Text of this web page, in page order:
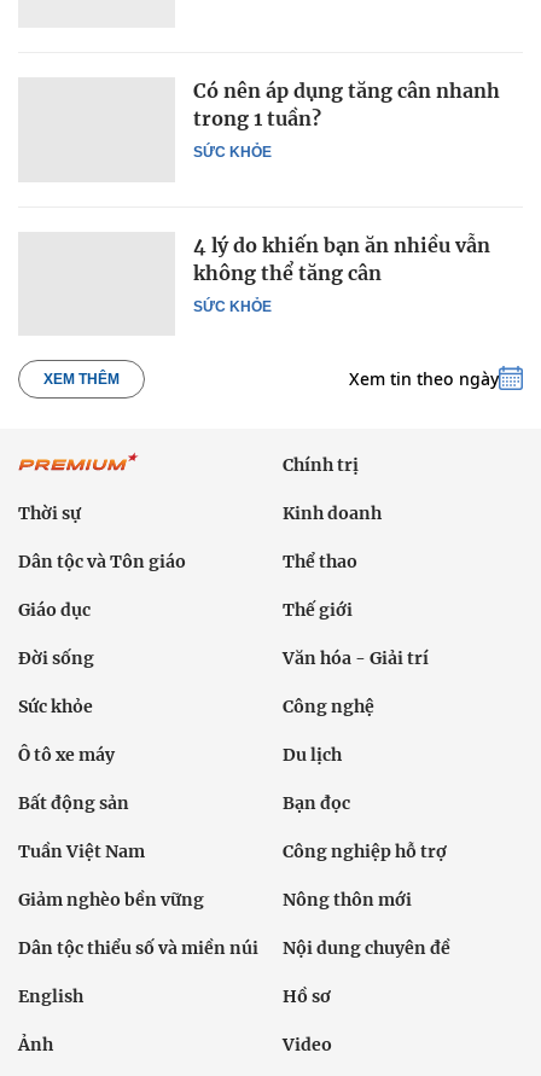
SỨC KHỎE
Có nên áp dụng tăng cân nhanh
trong 1 tuần?
SỨC KHỎE
4 lý do khiến bạn ăn nhiều vẫn
không thể tăng cân
XEM THÊM Xem tin theo ngày
Chính trị
Thời sự Kinh doanh
Dân tộc và Tôn giáo Thể thao
Giáo dục Thế giới
Đời sống Văn hóa - Giải trí
Sức khỏe Công nghệ
Ô tô xe máy Du lịch
Bất động sản Bạn đọc
Tuần Việt Nam Công nghiệp hỗ trợ
Giảm nghèo bền vững Nông thôn mới
Dân tộc thiểu số và miền núi Nội dung chuyên đề
English Hồ sơ
Ảnh Video